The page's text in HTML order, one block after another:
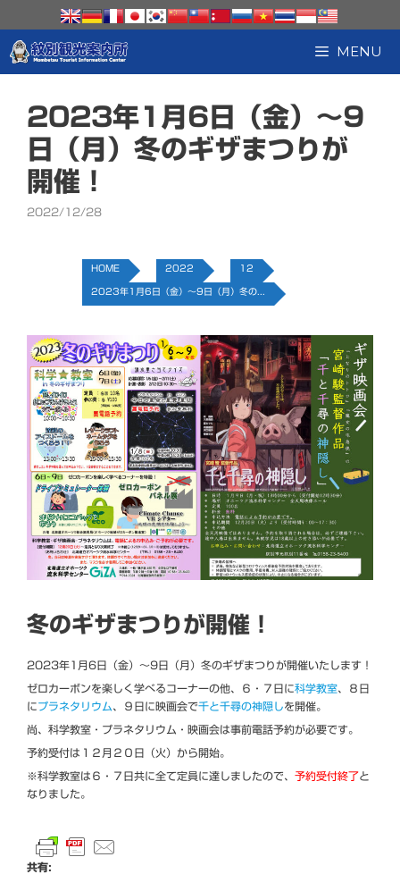
ン
テ
ン
MENU
2023年1月6日（金）～9
日（月）冬のギザまつりが
開催！
2022/12/28
HOME 2022 12
2023年1月6日（金）～9日（月）冬の...
冬のギザまつりが開催！
2023年1月6日（金）～9日（月）冬のギザまつりが開催いたします！
ゼロカーボンを楽しく学べるコーナーの他、６・７日に科学教室、８日
にプラネタリウム 、９日に映画会で千と千尋の神隠しを開催。
尚、科学教室・プラネタリウム・映画会は事前電話予約が必要です。
予約受付は１２月２０日（火）から開始。
※科学教室は６・７日共に全て定員に達しましたので、 予約受付終了と
なりました。
共有: